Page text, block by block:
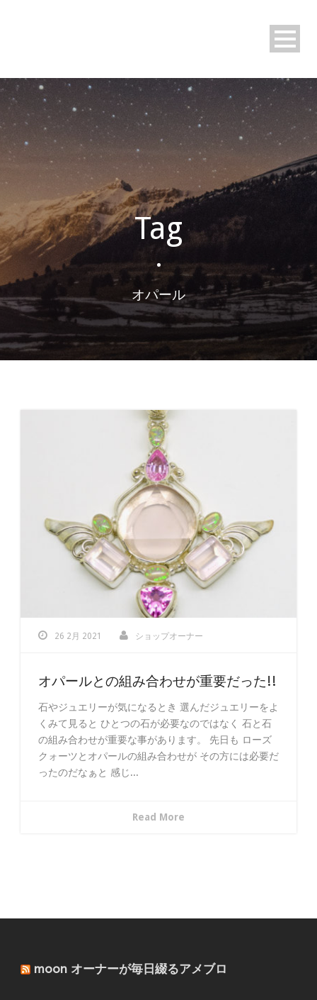
Tag
•
オパール
26 2月 2021 ショップオーナー
オパールとの組み合わせが重要だった!!
石やジュエリーが気になるとき 選んだジュエリーをよ
くみて見ると ひとつの石が必要なのではなく 石と石
の組み合わせが重要な事があります。 先日も ローズ
クォーツとオパールの組み合わせが その方には必要だ
ったのだなぁと 感じ...
Read More
moon オーナーが毎日綴るアメブロ